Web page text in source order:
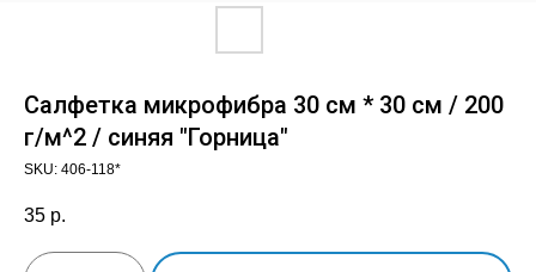
Салфетка микрофибра 30 см * 30 см / 200
г/м^2 / синяя "Горница"
SKU: 406-118*
35 р.